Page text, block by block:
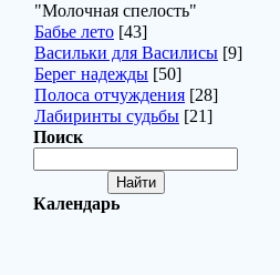
"Молочная спелость"
Бабье лето [43]
Васильки для Василисы [9]
Берег надежды [50]
Полоса отчуждения [28]
Лабиринты судьбы [21]
Поиск
Календарь